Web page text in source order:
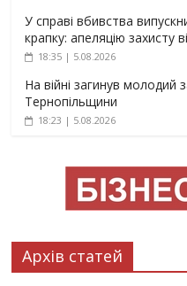
У справі вбивства
крапку: апеляцію захисту
18:35 | 5.08.2026
На війні загинув молодий
Тернопільщини
18:23 | 5.08.2026
Архів статей